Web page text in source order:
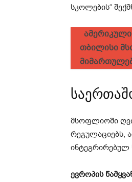
სკოლების“
თბილისი
მსოფლიოში
რეგულაციებს,
ინტეგრირებულ
ევროპის